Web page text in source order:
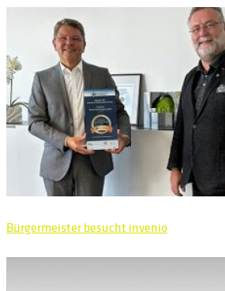
Bürgermeister besucht invenio